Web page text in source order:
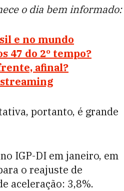
o dia bem informado:
e no mundo
47 do 2º tempo?
afinal?
portanto, é grande
IGP-DI em janeiro, em
o reajuste de
aceleração: 3,8%.